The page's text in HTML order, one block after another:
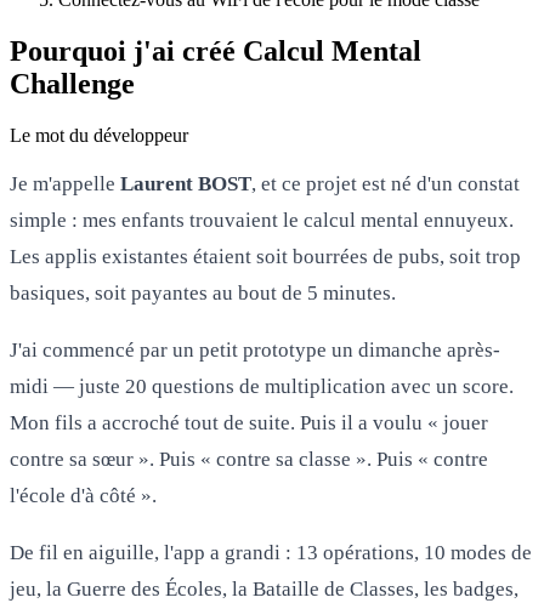
Pourquoi j'ai créé Calcul Mental
Challenge
Le mot du développeur
Je m'appelle Laurent BOST, et ce projet est né d'un constat
simple : mes enfants trouvaient le calcul mental ennuyeux.
Les applis existantes étaient soit bourrées de pubs, soit trop
basiques, soit payantes au bout de 5 minutes.
J'ai commencé par un petit prototype un dimanche après-
midi — juste 20 questions de multiplication avec un score.
Mon fils a accroché tout de suite. Puis il a voulu « jouer
contre sa sœur ». Puis « contre sa classe ». Puis « contre
l'école d'à côté ».
De fil en aiguille, l'app a grandi : 13 opérations, 10 modes de
jeu, la Guerre des Écoles, la Bataille de Classes, les badges,